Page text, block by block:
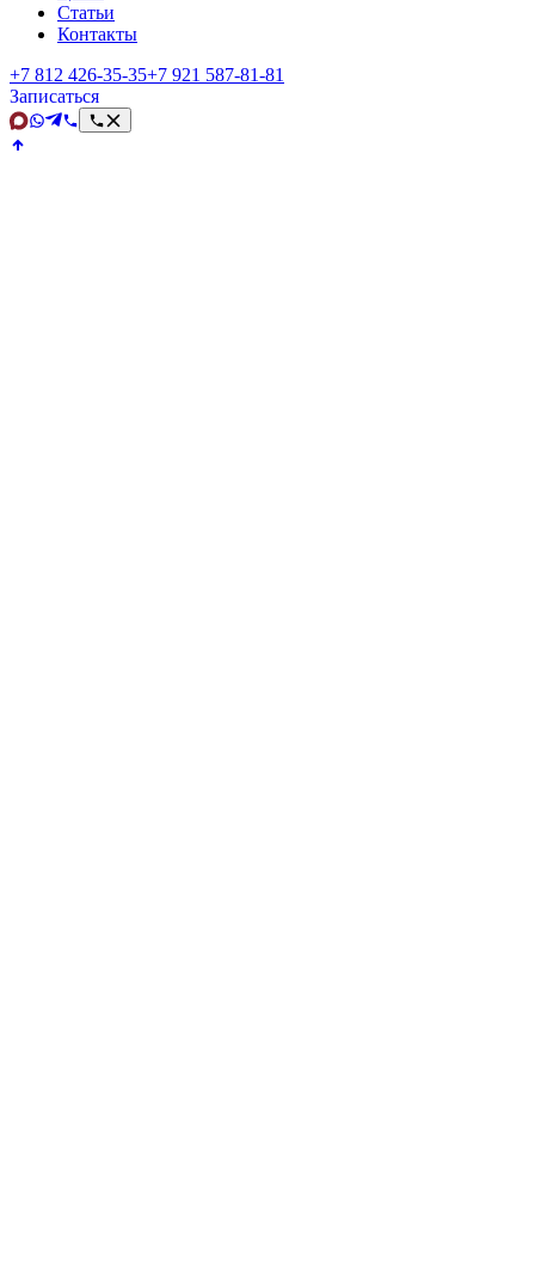
Статьи
Контакты
+7 812 426‑35‑35+7 921 587‑81‑81
Записаться